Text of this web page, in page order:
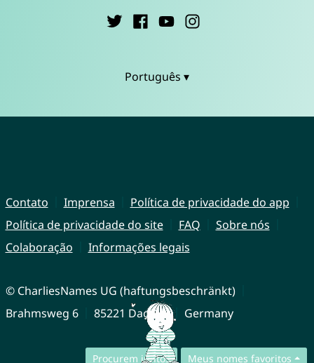
Procurem juntos Meus nomes favoritos
Português ▾
Contato Imprensa
Política de privacidade do app
Política de privacidade do site
FAQ
Sobre nós
Colaboração
Informações legais
© CharliesNames UG (haftungsbeschränkt)
Brahmsweg 6
85221 Dachau Germany